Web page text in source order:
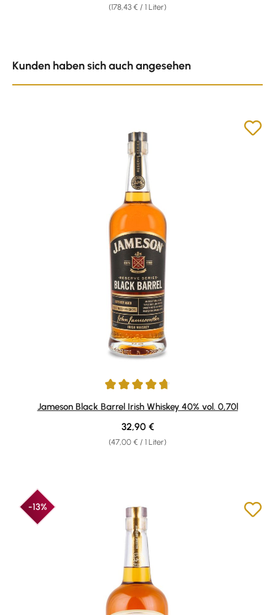
(178,43 € / 1 Liter)
Kunden haben sich auch angesehen
Durchschnittliche Bewertung von 4.82 von 5 Sternen
Jameson Black Barrel Irish Whiskey 40% vol. 0,70l
(47,00 € / 1 Liter)
Regulärer Preis:
32,90 €
-13%